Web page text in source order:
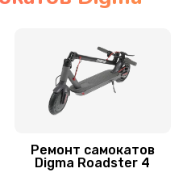
Ремонт самокатов
Digma Roadster 4